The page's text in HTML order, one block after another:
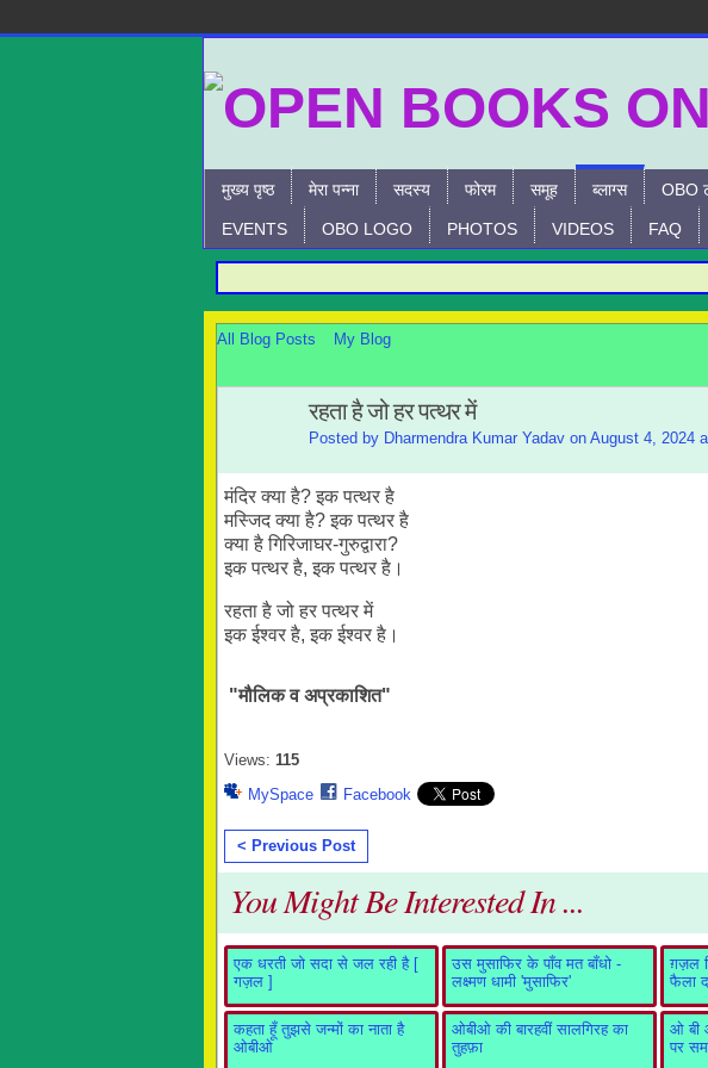
मुख्य पृष्ठ मेरा पन्ना सदस्य फोरम समूह ब्लाग्स OBO
EVENTS OBO LOGO PHOTOS VIDEOS FAQ
All Blog Posts My Blog
रहता है जो हर पत्थर में
Posted by Dharmendra Kumar Yadav on August 4, 2024
मंदिर क्या है? इक पत्थर है
मस्जिद क्या है? इक पत्थर है
क्या है गिरिजाघर-गुरुद्वारा?
इक पत्थर है, इक पत्थर है।
रहता है जो हर पत्थर में
इक ईश्वर है, इक ईश्वर है।
"मौलिक व अप्रकाशित"
Views: 115
MySpace
Facebook
< Previous Post
You Might Be Interested In ...
एक धरती जो सदा से जल रही है [
गज़ल ]
उस मुसाफिर के पाँव मत बाँधो -
लक्ष्मण धामी 'मुसाफिर'
ग़ज़ल
फैला
कहता हूँ तुझसे जन्मों का नाता है
ओबीओ
ओबीओ की बारहवीं सालगिरह का
तुहफ़ा
ओ बी
पर